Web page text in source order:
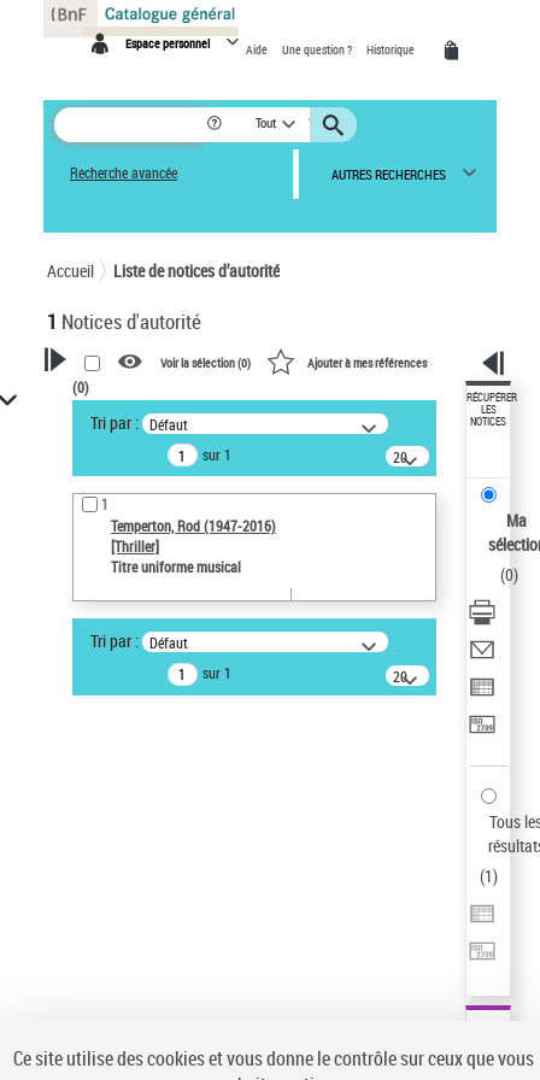
Espace personnel Aide Une question ? Historique
Tout
Recherche avancée AUTRES RECHERCHES
Accueil Liste de notices d’autorité
1 Notices d'autorité
VOTRE RECHERCHE
Recherche avancée dans les
notices d’autorité
Œuvres liées à l'auteur :
Temperton, Rod (1947-2016)
Statut de la notice d’autorité
Notice élémentaire
Type de notice d'autorité
Voir la sélection (0) Ajouter à mes références
(0)
Tri par : Défaut
sur 1
20
résultats/page
1
Temperton, Rod (1947-2016)
[Thriller]
Titre uniforme musical
Tri par : Défaut
sur 1
20
résultats/page
RÉCUPÉRER
LES
NOTICES
Ma
(0)
Tous
(1)
Panneau de gestion des cookies
Ce site utilise des cookies et vous donne le contrôle sur ceux que vous